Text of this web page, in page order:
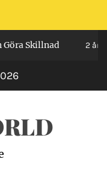
Skillnad 2 år